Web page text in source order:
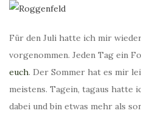
Für den Juli hatte ich mir
vorgenommen. Jeden Tag ein
euch. Der Sommer hat es mir
meistens. Tagein, tagaus hatte
dabei und bin etwas mehr als